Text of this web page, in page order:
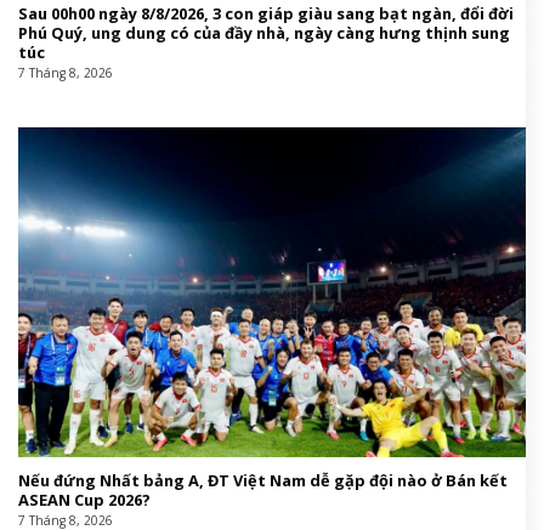
Sau 00h00 ngày 8/8/2026, 3 con giáp giàu sang bạt ngàn, đổi đời
Phú Quý, ung dung có của đầy nhà, ngày càng hưng thịnh sung
túc
7 Tháng 8, 2026
Nếu đứng Nhất bảng A, ĐT Việt Nam dễ gặp đội nào ở Bán kết
ASEAN Cup 2026?
7 Tháng 8, 2026